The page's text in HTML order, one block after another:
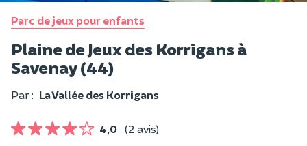
Parc de jeux pour enfants
Plaine de Jeux des Korrigans à
Savenay (44)
Par : La Vallée des Korrigans
4,0 (2 avis)